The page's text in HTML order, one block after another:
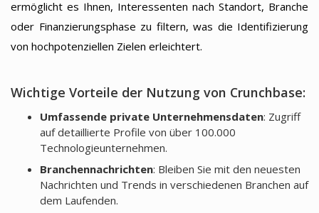
ermöglicht es Ihnen, Interessenten nach Standort, Branche
oder Finanzierungsphase zu filtern, was die Identifizierung
von hochpotenziellen Zielen erleichtert.
Wichtige Vorteile der Nutzung von Crunchbase:
Umfassende private Unternehmensdaten: Zugriff
auf detaillierte Profile von über 100.000
Technologieunternehmen.
Branchennachrichten: Bleiben Sie mit den neuesten
Nachrichten und Trends in verschiedenen Branchen auf
dem Laufenden.